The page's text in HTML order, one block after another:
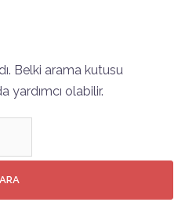
Belki arama kutusu
yardımcı olabilir.